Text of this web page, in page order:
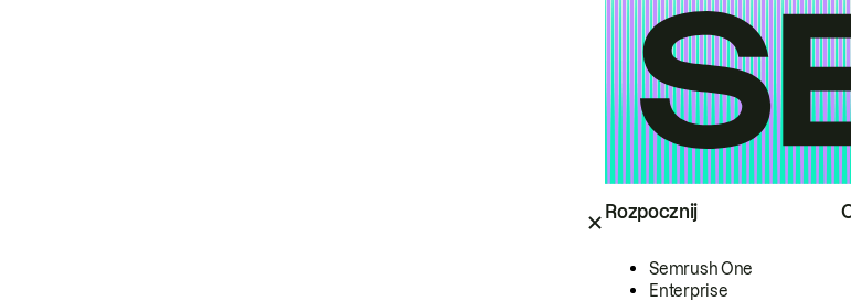
Rozpocznij
Semrush One
Enterprise